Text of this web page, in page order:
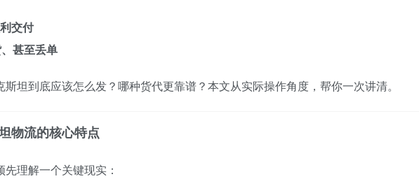
交付
甚至丢单
坦到底应该怎么发？哪种货代更靠谱？本文从实际操作角度，帮你一次讲清。
物流的核心特点
理解一个关键现实：